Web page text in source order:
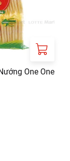
One One